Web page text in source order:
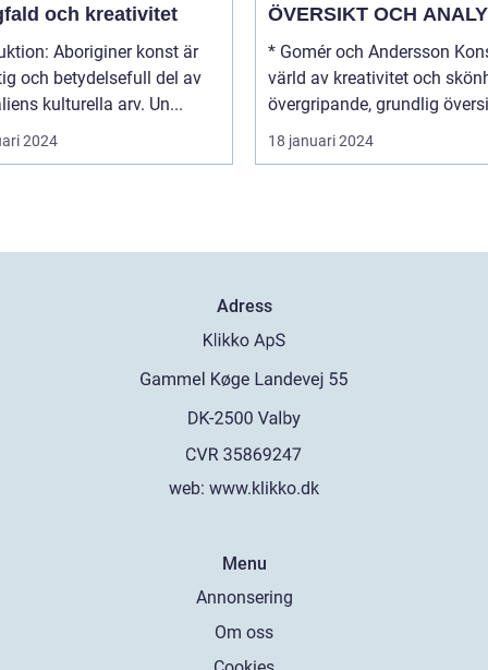
och kreativitet
konst är
och betydelsefull del av
kulturella arv. Un...
2024
ÖVERSIKT OCH
* Gomér och Andersson
värld av kreativitet och
övergripande, grundlig
18 januari 2024
Adress
web: www.klikko.dk
Menu
Annonsering
Om oss